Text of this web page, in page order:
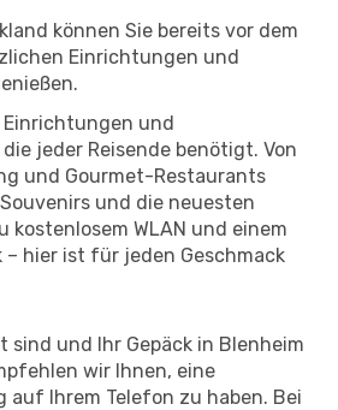
können Sie bereits vor dem
Einrichtungen und
Einrichtungen und
jeder Reisende benötigt. Von
und Gourmet-Restaurants
und die neuesten
kostenlosem WLAN und einem
– hier ist für jeden Geschmack
sind und Ihr Gepäck in Blenheim
wir Ihnen, eine
Ihrem Telefon zu haben. Bei